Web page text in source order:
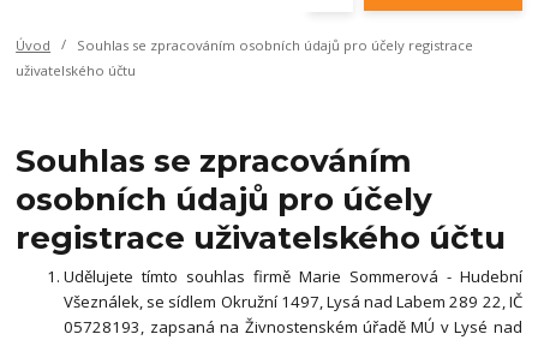
Úvod
Souhlas se zpracováním osobních údajů pro účely registrace
uživatelského účtu
Souhlas se zpracováním
osobních údajů pro účely
registrace uživatelského účtu
Udělujete tímto souhlas firmě Marie Sommerová - Hudební
Všeználek, se sídlem Okružní 1497, Lysá nad Labem 289 22, IČ
05728193, zapsaná na Živnostenském úřadě MÚ v Lysé nad